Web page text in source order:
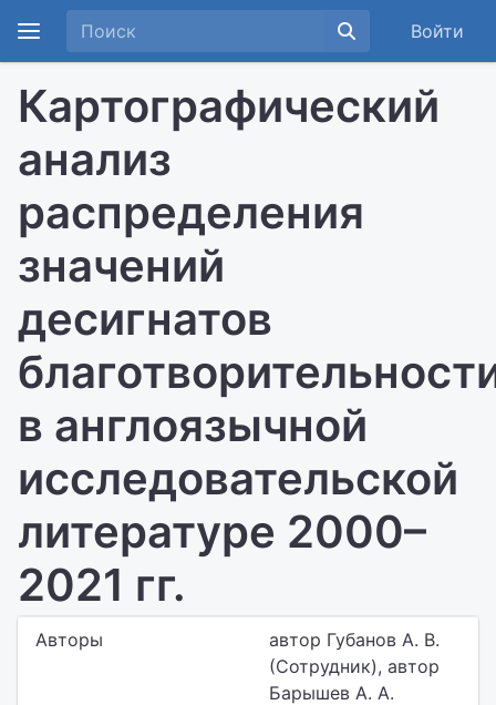
Войти
Картографический
анализ
распределения
значений
десигнатов
в англоязычной
исследовательской
литературе 2000–
2021 гг.
Авторы
автор Губанов А. В.
(Сотрудник), автор
Барышев А. А.